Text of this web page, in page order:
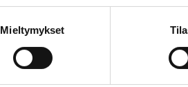
Mieltymykset